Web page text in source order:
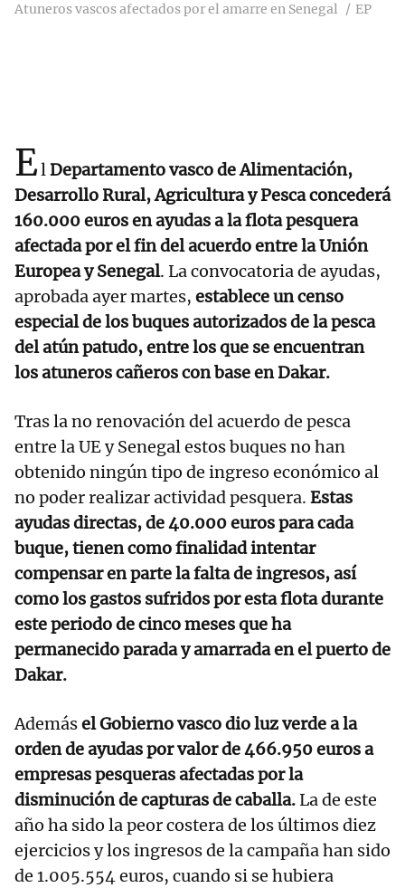
Atuneros vascos afectados por el amarre en Senegal EP
ElDepartamento vasco de Alimentación,
Desarrollo Rural, Agricultura y Pesca concederá
160.000 euros en ayudas a la flota pesquera
afectada por el fin del acuerdo entre la Unión
Europea y Senegal. La convocatoria de ayudas,
aprobada ayer martes, establece un censo
especial de los buques autorizados de la pesca
del atún patudo, entre los que se encuentran
los atuneros cañeros con base en Dakar.
Tras la no renovación del acuerdo de pesca
entre la UE y Senegal estos buques no han
obtenido ningún tipo de ingreso económico al
no poder realizar actividad pesquera. Estas
ayudas directas, de 40.000 euros para cada
buque, tienen como finalidad intentar
compensar en parte la falta de ingresos, así
como los gastos sufridos por esta flota durante
este periodo de cinco meses que ha
permanecido parada y amarrada en el puerto de
Dakar.
Ademásel Gobierno vasco dio luz verde a la
orden de ayudas por valor de 466.950 euros a
empresas pesqueras afectadas por la
disminución de capturas de caballa.La de este
año ha sido la peor costera de los últimos diez
ejercicios y los ingresos de la campaña han sido
de 1.005.554 euros, cuando si se hubiera